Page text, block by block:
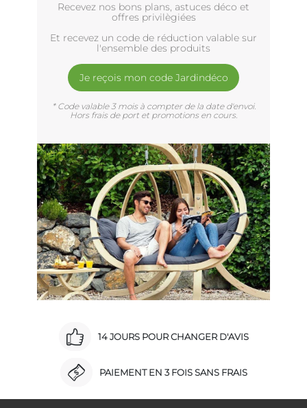
Recevez nos bons plans, astuces déco et
offres privilègiées
Et recevez un code de réduction valable sur
l'ensemble des produits
Je reçois mon code Jardindéco
* Code valable 3 mois à compter de la date d'envoi.
Hors frais de port et promotions en cours.
14 JOURS POUR CHANGER D'AVIS
PAIEMENT EN 3 FOIS SANS FRAIS